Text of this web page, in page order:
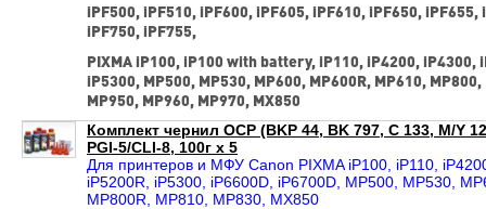
iPF500, iPF510, iPF600, iPF605, iPF610, iPF650, iPF655,
iPF750, iPF755,
PIXMA iP100, iP100 with battery, iP110, iP4200, iP4300,
iP5300, MP500, MP530, MP600, MP600R, MP610,
MP950, MP960, MP970, MX850
Комплект чернил OCP (BKP 44, BK 797, C 133, M/Y
PGI-5/CLI-8, 100г x 5
Для принтеров и МФУ Canon PIXMA iP100, iP110,
iP5200R, iP5300, iP6600D, iP6700D, MP500, MP530,
MP800R, MP810, MP830, MX850